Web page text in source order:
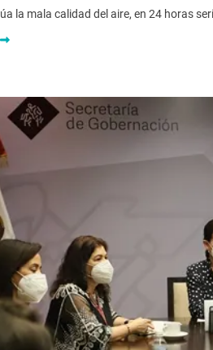
la mala calidad del aire, en 24 horas